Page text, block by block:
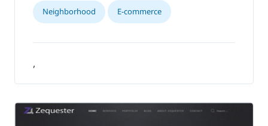
Neighborhood E-commerce
,